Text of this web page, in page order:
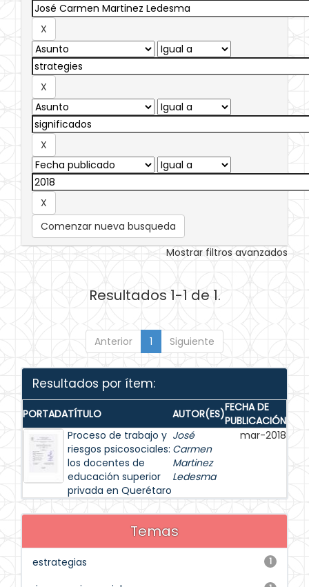
Comenzar nueva busqueda
Mostrar filtros avanzados
Resultados 1-1 de 1.
Anterior 1 Siguiente
Resultados por ítem:
PORTADATÍTULO AUTOR(ES)FECHA DE
PUBLICACIÓN
Proceso de trabajo y
riesgos psicosociales:
los docentes de
educación superior
privada en Querétaro
José
Carmen
Martinez
Ledesma
mar-2018
Temas
1
estrategias